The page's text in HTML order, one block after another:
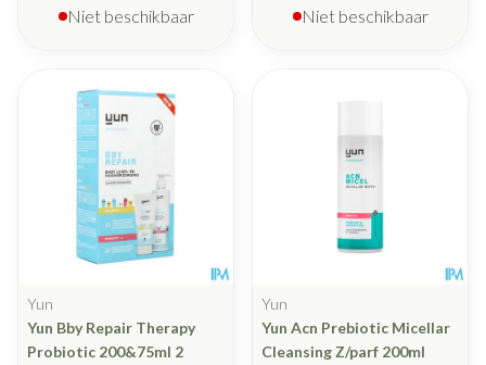
Niet beschikbaar Niet beschikbaar
Yun
Yun Bby Repair Therapy
Probiotic 200&75ml 2
Yun
Yun Acn Prebiotic Micellar
Cleansing Z/parf 200ml